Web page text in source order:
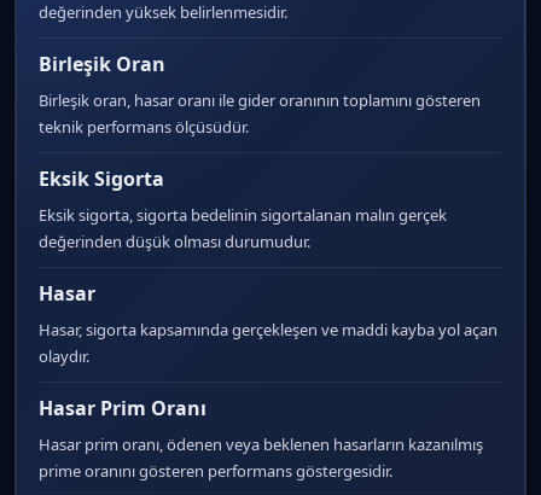
değerinden yüksek belirlenmesidir.
Birleşik Oran
Birleşik oran, hasar oranı ile gider oranının toplamını gösteren
teknik performans ölçüsüdür.
Eksik Sigorta
Eksik sigorta, sigorta bedelinin sigortalanan malın gerçek
değerinden düşük olması durumudur.
Hasar
Hasar, sigorta kapsamında gerçekleşen ve maddi kayba yol açan
olaydır.
Hasar Prim Oranı
Hasar prim oranı, ödenen veya beklenen hasarların kazanılmış
prime oranını gösteren performans göstergesidir.